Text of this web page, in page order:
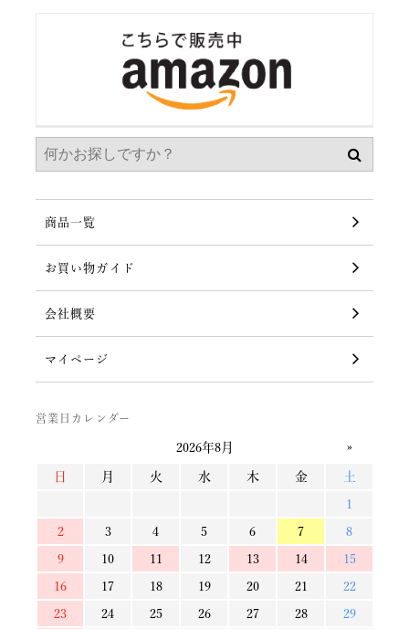
商品一覧
お買い物ガイド
会社概要
マイページ
営業日カレンダー